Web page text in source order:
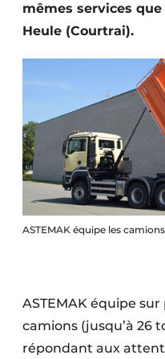
Façades
Infrastructures
Protection solaire
Rénovation
Sécurité incendie
Software
Travaux ferroviaires
mêmes services
Heule (Courtrai).
ASTEMAK équipe les
ASTEMAK équipe
camions (jusqu’à 26
répondant aux